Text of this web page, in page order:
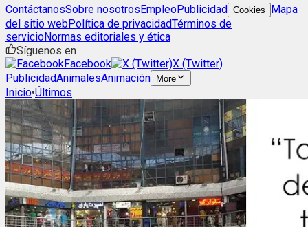
ContáctanosSobre nosotrosEmpleoPublicidad Cookies
Mapa
del sitio webPolítica de privacidadTérminos de
servicioNormas editoriales y ética
Síguenos en
Facebook
X (Twitter)
PublicidadAnimalesAnimación More
Inicio•Últimos